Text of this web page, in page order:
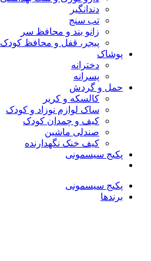
دندانگیر
تب‌ سنج
زانو بند و محافظ سر
پیجر، قفل و محافظ کودک
پوشاک
دخترانه
پسرانه
حمل و گردش
کالسکه و کریر
ساک لوازم نوزاد و کودک
کیف و چمدان کودک
صندلی ماشین
کیف خنک نگهدارنده
پکیج سیسمونی
پکیج سیسمونی
برندها